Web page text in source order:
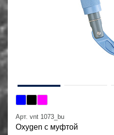
Арт. vnt 1073_bu
Oxygen с муфтой